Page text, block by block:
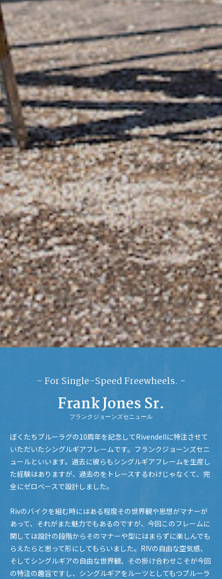
- For Single-Speed Freewheels. -
Frank Jones Sr.
フランクジョーンズセニュール
ぼくたちブルーラグの10周年を記念してRivendellに特注させて
いただいたシングルギアフレームです。フランクジョーンズセニ
ュールといいます。過去に彼らもシングルギアフレームを生産し
た経験はありますが、過去のをトレースするわけじゃなくて、完
全にゼロベースで設計しました。
Rivのバイクを組む時にはある程度その世界観や思想がマナーが
あって、それがまた魅力でもあるのですが、今回このフレームに
関しては設計の段階からそのマナーや型にはまらずに楽しんでも
らえたらと思って形にしてもらいました。RIVの自由な空気感、
そしてシングルギアの自由な世界観、その掛け合わせこそが今回
の特注の趣旨ですし、シングルギアをルーツとしてもつブルーラ